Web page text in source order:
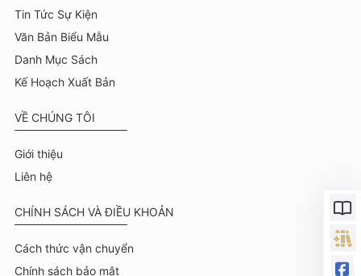
Tin Tức Sự Kiện
Văn Bản Biểu Mẫu
Danh Mục Sách
Kế Hoạch Xuất Bản
VỀ CHÚNG TÔI
Giới thiệu
Liên hệ
CHÍNH SÁCH VÀ ĐIỀU KHOẢN
Cách thức vận chuyển
Chính sách bảo mật